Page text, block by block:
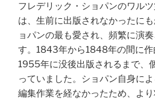
フレデリック・ショパンのワル
は、生前に出版されなかったに
ョパンの最も愛され、頻繁に演
す。1843年から1848年の間に作
1955年に没後出版されるまで、
っていました。ショパン自身に
編集作業を経なかったため、よ